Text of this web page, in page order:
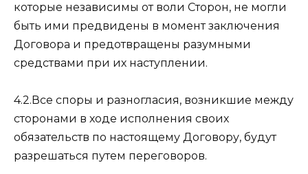
которые независимы от воли Сторон, не могли
быть ими предвидены в момент заключения
Договора и предотвращены разумными
средствами при их наступлении.
4.2.Все споры и разногласия, возникшие между
сторонами в ходе исполнения своих
обязательств по настоящему Договору, будут
разрешаться путем переговоров.